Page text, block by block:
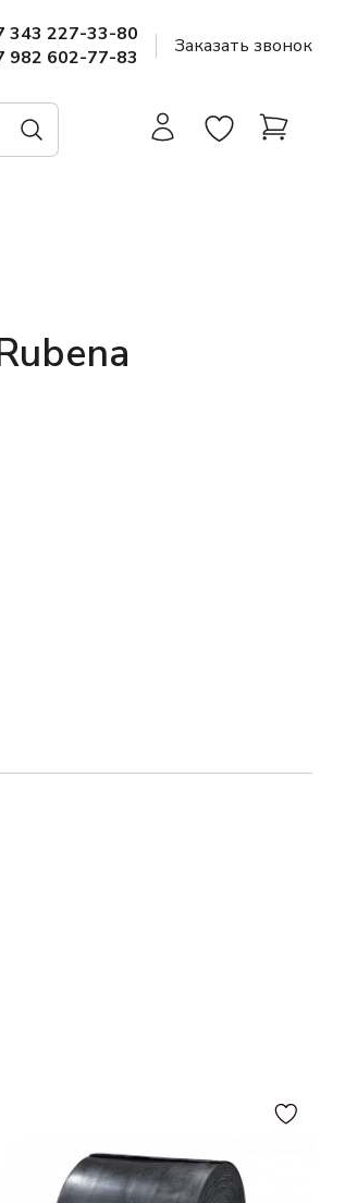
343 227-33-80
982 602-77-83
Заказать звонок